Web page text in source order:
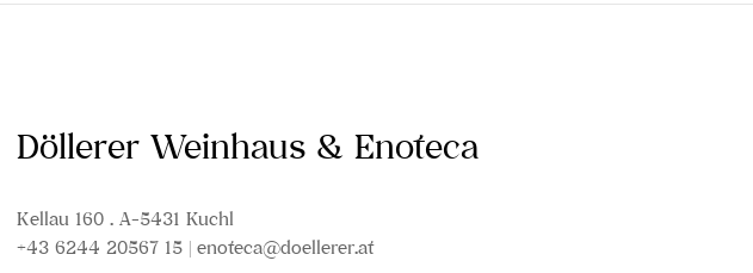
Döllerer Weinhaus & Enoteca
Kellau 160 . A-5431 Kuchl
+43 6244 20567 15 | enoteca@doellerer.at